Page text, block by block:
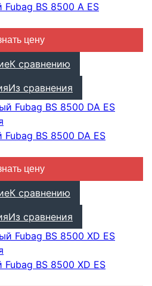
Fubag BS 8500 A ES
цену
К сравнению
Из сравнения
Fubag BS 8500 DA ES
цену
К сравнению
Из сравнения
Fubag BS 8500 XD ES